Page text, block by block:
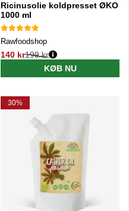
Ricinusolie koldpresset ØKO
1000 ml
Rawfoodshop
140 kr
Normalpris:
199 kr
KØB NU
30%